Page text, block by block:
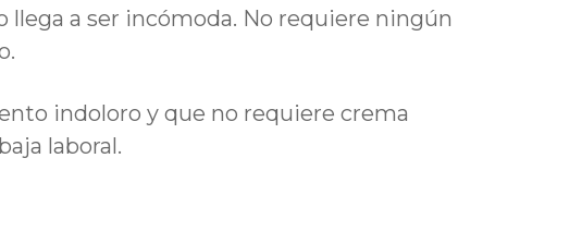
llega a ser incómoda. No requiere ningún
indoloro y que no requiere crema
laboral.